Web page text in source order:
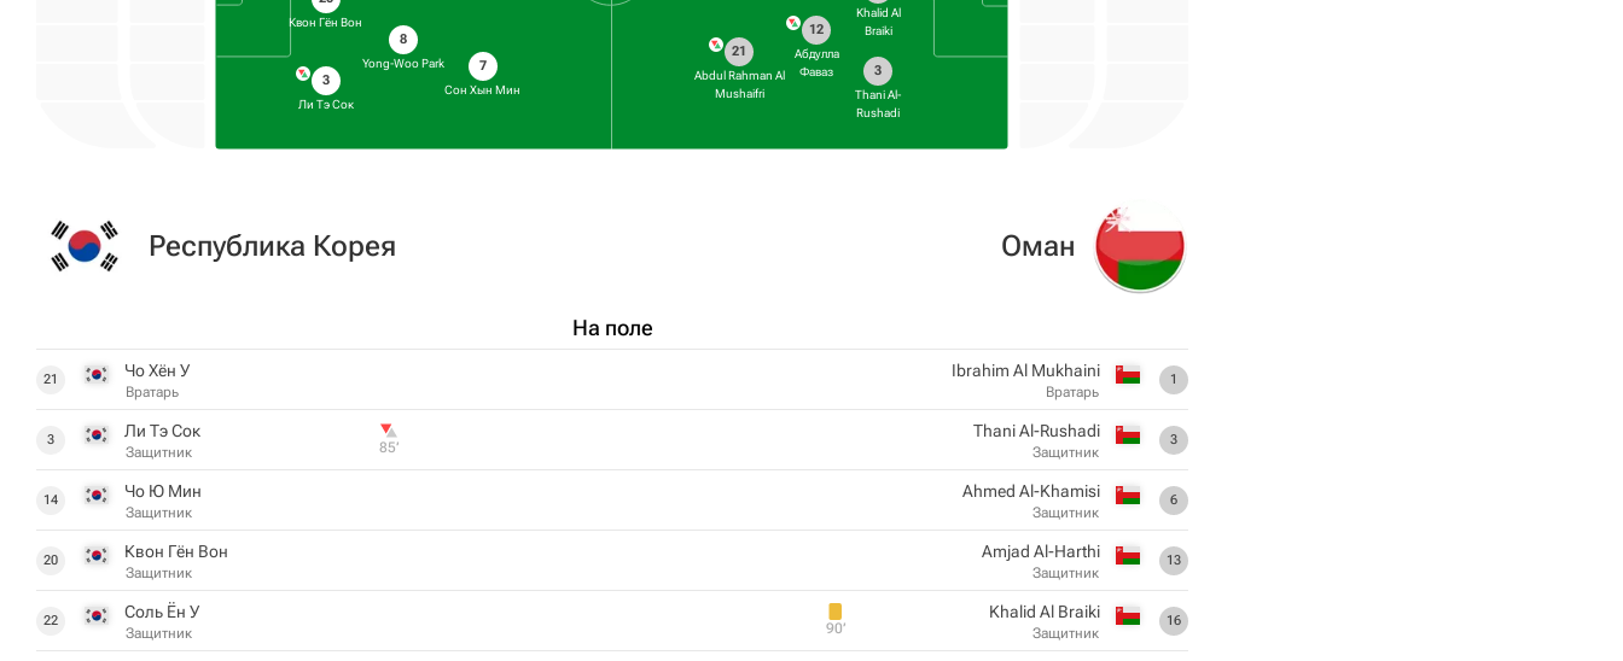
Квон Гён Вон
3
Ли Тэ Сок
8
Yong-Woo Park 7
Сон Хын Мин
Khalid Al
Braiki
3
Thani Al-
Rushadi
12
Абдулла
Фаваз
21
Abdul Rahman Al
Mushaifri
Республика Корея
На поле
21 Чо Хён У
Вратарь
3 Ли Тэ Сок
Защитник 85‎’‎
14 Чо Ю Мин
Защитник
20 Квон Гён Вон
Защитник
22 Соль Ён У
Защитник
Оман
1
Ibrahim Al Mukhaini
Вратарь
3
Thani Al-Rushadi
Защитник
6
Ahmed Al-Khamisi
Защитник
13
Amjad Al-Harthi
Защитник
16
Khalid Al Braiki
Защитник
90‎’‎